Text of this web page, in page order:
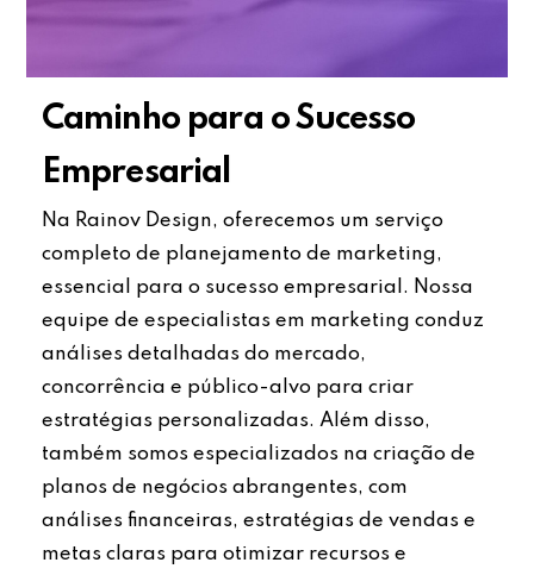
Caminho para o Sucesso
Empresarial
Na Rainov Design, oferecemos um serviço
completo de planejamento de marketing,
essencial para o sucesso empresarial. Nossa
equipe de especialistas em marketing conduz
análises detalhadas do mercado,
concorrência e público-alvo para criar
estratégias personalizadas. Além disso,
também somos especializados na criação de
planos de negócios abrangentes, com
análises financeiras, estratégias de vendas e
metas claras para otimizar recursos e